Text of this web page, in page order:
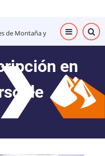
de Montaña y
en
de